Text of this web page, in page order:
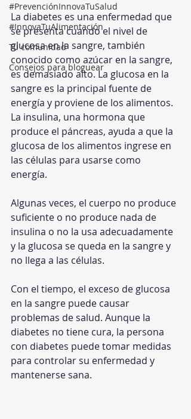
#PrevenciónInnovaTuSalud
#InnovaTuAlimentación
Tu comunidad
Consejos para bloguear
La diabetes es una enfermedad que
se presenta cuando el nivel de
glucosa en la sangre, también
conocido como azúcar en la sangre,
es demasiado alto. La glucosa en la
sangre es la principal fuente de
energía y proviene de los alimentos.
La insulina, una hormona que
produce el páncreas, ayuda a que la
glucosa de los alimentos ingrese en
las células para usarse como
energía.
Algunas veces, el cuerpo no produce
suficiente o no produce nada de
insulina o no la usa adecuadamente
y la glucosa se queda en la sangre y
no llega a las células.
Con el tiempo, el exceso de glucosa
en la sangre puede causar
problemas de salud. Aunque la
diabetes no tiene cura, la persona
con diabetes puede tomar medidas
para controlar su enfermedad y
mantenerse sana.